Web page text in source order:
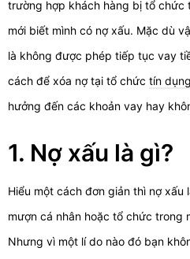
trường hợp khách hàng bị tổ chức
mới biết mình có nợ xấu. Mặc dù
là không được phép tiếp tục vay
cách để xóa nợ tại tổ chức tín dụng
hưởng đến các khoản vay hay
1. Nợ xấu là gì?
Hiểu một cách đơn giản thì nợ xấu
mượn cá nhân hoặc tổ chức trong
Nhưng vì một lí do nào đó bạn